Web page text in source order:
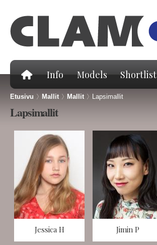
Info Models Shortlist
Etusivu > Mallit> Mallit> Lapsimallit
Lapsimallit
Jessica H Jimin P
Sivut